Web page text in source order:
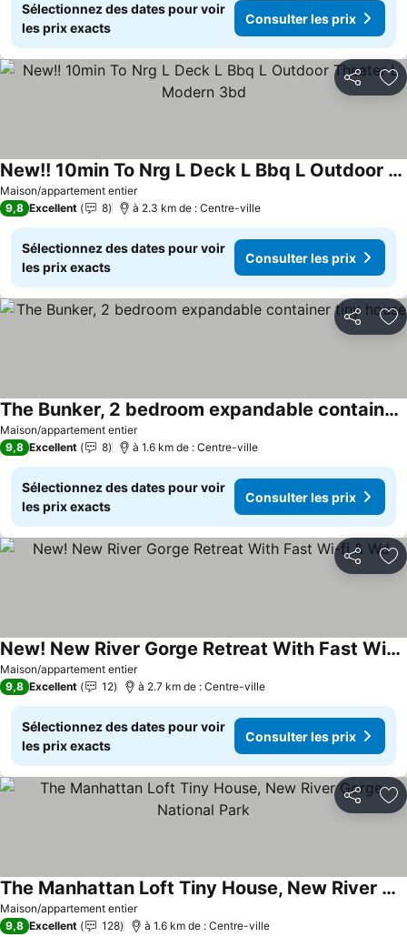
Sélectionnez des dates pour voir
les prix exacts
Consulter les prix
Partager
Maison/appartement entier
New!! 10min To Nrg L Deck L Bbq L Outdoor Theater L Modern 3bd
Consulter les prix
9,8 Excellent 8 à 2.3 km de : Centre-ville
Sélectionnez des dates pour voir
les prix exacts
Consulter les prix
Partager
Maison/appartement entier
The Bunker, 2 bedroom expandable container tiny house
Consulter les prix
9,8 Excellent 8 à 1.6 km de : Centre-ville
Sélectionnez des dates pour voir
les prix exacts
Consulter les prix
Partager
Maison/appartement entier
New! New River Gorge Retreat With Fast Wi-fi & Wd
Consulter les prix
9,8 Excellent 12 à 2.7 km de : Centre-ville
Sélectionnez des dates pour voir
les prix exacts
Consulter les prix
Partager
Maison/appartement entier
The Manhattan Loft Tiny House, New River Gorge National Park
Consulter les prix
9,8 Excellent 128 à 1.6 km de : Centre-ville